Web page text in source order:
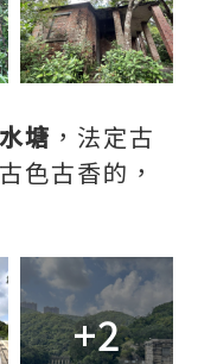
塘 ，法定古
色古香的，
+2